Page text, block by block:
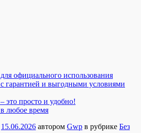
официального использования
гарантией и выгодными условиями
это просто и удобно!
любое время
15.06.2026 автором Gwp в рубрике Без